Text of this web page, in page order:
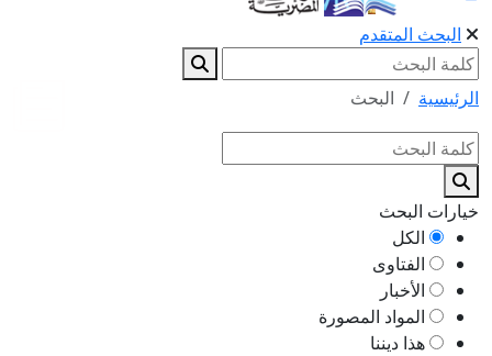
البحث المتقدم
الرئيسية البحث
خيارات البحث
الكل
الفتاوى
الأخبار
المواد المصورة
هذا ديننا